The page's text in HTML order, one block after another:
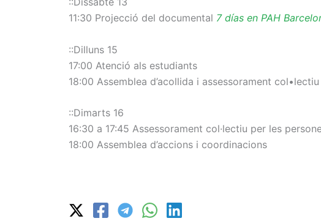
11:30 Projecció del documental 7 días en PAH
::Dilluns 15
17:00 Atenció als estudiants
18:00 Assemblea d’acollida i assessorament col•lectiu
::Dimarts 16
16:30 a 17:45 Assessorament col·lectiu per les
18:00 Assemblea d’accions i coordinacions